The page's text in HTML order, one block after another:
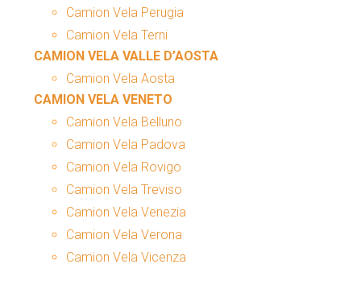
Camion Vela Perugia
Camion Vela Terni
CAMION VELA VALLE D’AOSTA
Camion Vela Aosta
CAMION VELA VENETO
Camion Vela Belluno
Camion Vela Padova
Camion Vela Rovigo
Camion Vela Treviso
Camion Vela Venezia
Camion Vela Verona
Camion Vela Vicenza